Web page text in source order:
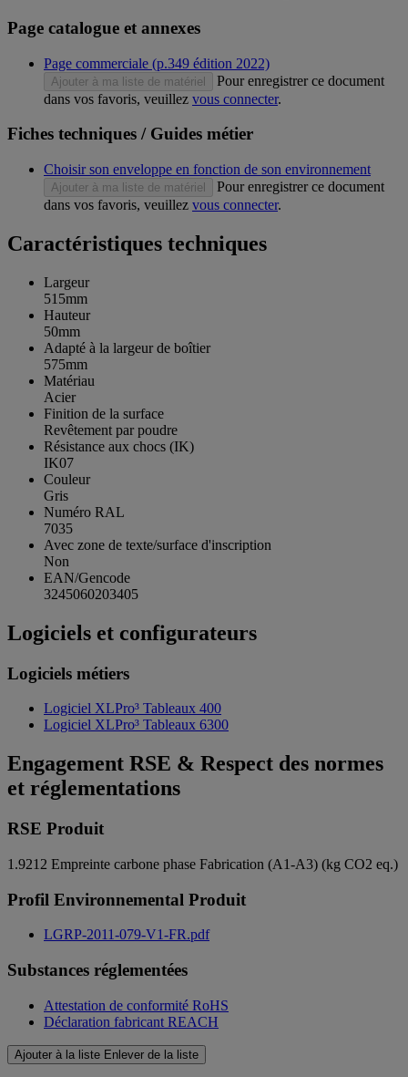
Page catalogue et annexes
Page commerciale (p.349 édition 2022)
Ajouter à ma liste de matériel
Pour enregistrer ce document
dans vos favoris, veuillez vous connecter.
Fiches techniques / Guides métier
Choisir son enveloppe en fonction de son environnement
Ajouter à ma liste de matériel
Pour enregistrer ce document
dans vos favoris, veuillez vous connecter.
Caractéristiques techniques
Largeur
515mm
Hauteur
50mm
Adapté à la largeur de boîtier
575mm
Matériau
Acier
Finition de la surface
Revêtement par poudre
Résistance aux chocs (IK)
IK07
Couleur
Gris
Numéro RAL
7035
Avec zone de texte/surface d'inscription
Non
EAN/Gencode
3245060203405
Logiciels et configurateurs
Logiciels métiers
Logiciel XLPro³ Tableaux 400
Logiciel XLPro³ Tableaux 6300
Engagement RSE & Respect des normes
et réglementations
RSE Produit
1.9212 Empreinte carbone phase Fabrication (A1-A3) (kg CO2 eq.)
Profil Environnemental Produit
LGRP-2011-079-V1-FR.pdf
Substances réglementées
Attestation de conformité RoHS
Déclaration fabricant REACH
Ajouter à la liste Enlever de la liste